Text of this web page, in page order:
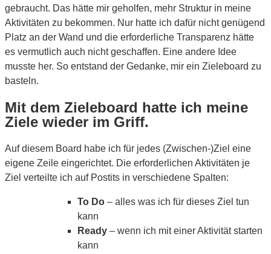
gebraucht. Das hätte mir geholfen, mehr Struktur in meine
Aktivitäten zu bekommen. Nur hatte ich dafür nicht genügend
Platz an der Wand und die erforderliche Transparenz hätte
es vermutlich auch nicht geschaffen. Eine andere Idee
musste her. So entstand der Gedanke, mir ein Zieleboard zu
basteln.
Mit dem Zieleboard hatte ich meine
Ziele wieder im Griff.
Auf diesem Board habe ich für jedes (Zwischen-)Ziel eine
eigene Zeile eingerichtet. Die erforderlichen Aktivitäten je
Ziel verteilte ich auf Postits in verschiedene Spalten:
To Do – alles was ich für dieses Ziel tun
kann
Ready – wenn ich mit einer Aktivität starten
kann